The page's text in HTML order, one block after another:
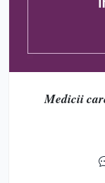
Medicii